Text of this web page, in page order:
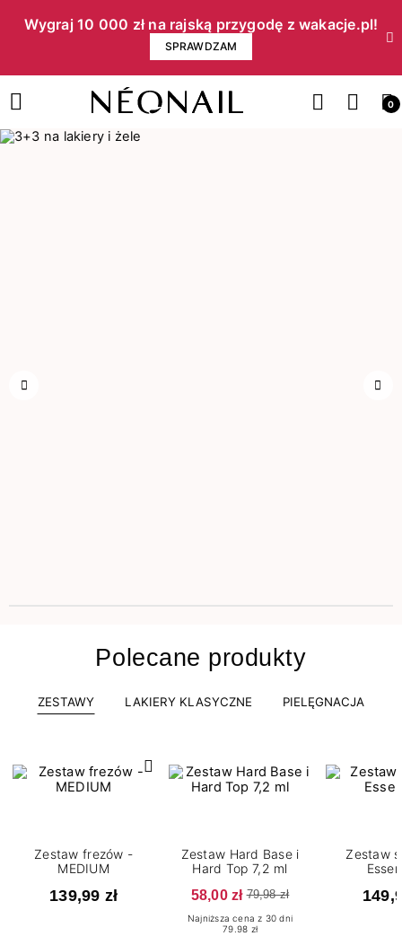
Wygraj 10 000 zł na rajską przygodę z wakacje.pl!​
SPRAWDZAM
0
Polecane produkty
ZESTAWY LAKIERY KLASYCZNE PIELĘGNACJA
Zestaw frezów -
MEDIUM
139,99 zł
Zestaw Hard Base i
Hard Top 7,2 ml
58,00 zł 79,98 zł
Najniższa cena z 30 dni
79.98 zł
Zestaw